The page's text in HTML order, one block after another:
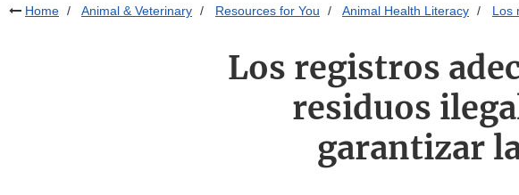
Home Animal & Veterinary Resources for You Animal Health Literacy Los
Los registros
residuos
garantizar